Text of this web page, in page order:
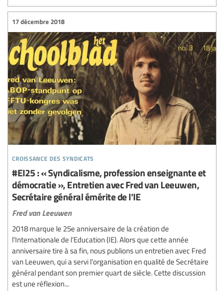
croissance des syndicats
17 décembre 2018
#EI25 : « Syndicalisme, profession enseignante et
démocratie », Entretien avec Fred van Leeuwen,
Secrétaire général émérite de l’IE
Fred van Leeuwen
2018 marque le 25e anniversaire de la création de
l’Internationale de l’Education (IE). Alors que cette année
anniversaire tire à sa fin, nous publions un entretien avec Fred
van Leeuwen, qui a servi l’organisation en qualité de Secrétaire
général pendant son premier quart de siècle. Cette discussion
est une réflexion...